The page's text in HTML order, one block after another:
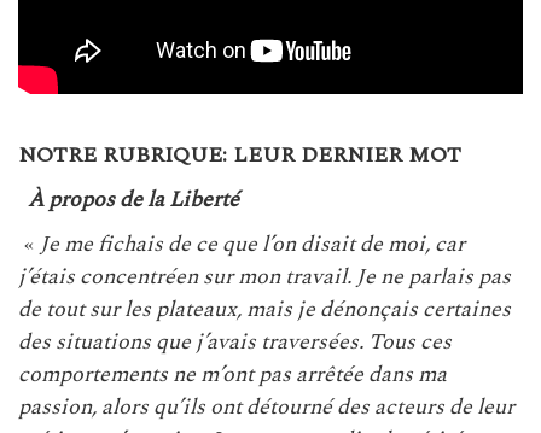
NOTRE RUBRIQUE: LEUR DERNIER MOT
À propos de la Liberté
« Je me fichais de ce que l’on disait de moi, car
j’étais concentréen sur mon travail. Je ne parlais pas
de tout sur les plateaux, mais je dénonçais certaines
des situations que j’avais traversées. Tous ces
comportements ne m’ont pas arrêtée dans ma
passion, alors qu’ils ont détourné des acteurs de leur